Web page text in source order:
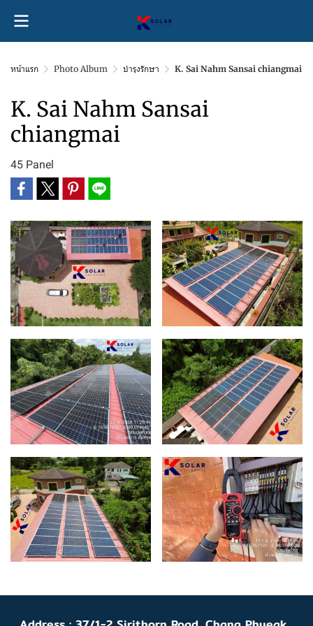
หน้าแรก Photo Album บำรุงรักษา K. Sai Nahm Sansai chiangmai
K. Sai Nahm Sansai
chiangmai
45 Panel